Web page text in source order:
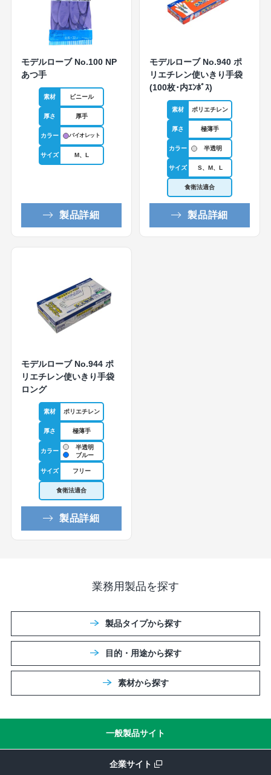
モデルローブ No.100 NP
あつ手
素材 ビニール
厚さ 厚手
カラー バイオレット
サイズ M、L
製品詳細
モデルローブ No.940 ポ
リエチレン使いきり手袋
(100枚･内ｴﾝﾎﾞｽ)
素材 ポリエチレン
厚さ 極薄手
カラー 半透明
サイズ S、M、L
食衛法適合
製品詳細
モデルローブ No.944 ポ
リエチレン使いきり手袋
ロング
素材 ポリエチレン
厚さ 極薄手
カラー
半透明
ブルー
サイズ フリー
食衛法適合
製品詳細
業務用製品を探す
製品タイプから探す
目的・用途から探す
素材から探す
一般製品サイト
企業サイト